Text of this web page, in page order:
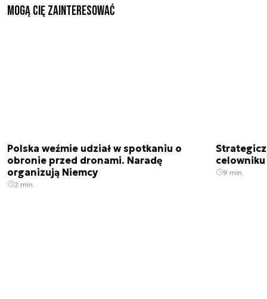
Mogą Cię zainteresować
Polska weźmie udział w spotkaniu o
obronie przed dronami. Naradę
organizują Niemcy
2 min.
9 min.